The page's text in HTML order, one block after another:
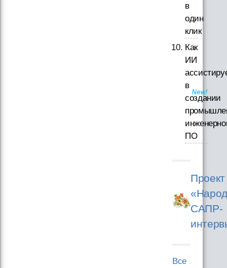
в
один
клик
Как
ИИ
в
создании
ПО
Проект
САПР-
Все